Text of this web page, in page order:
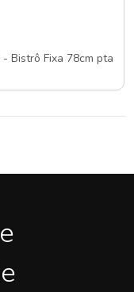
Bistrô Fixa 78cm pta